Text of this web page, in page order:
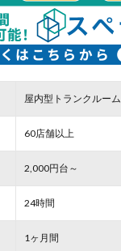
屋内型トランクルーム
60店舗以上
2,000円台～
24時間
1ヶ月間